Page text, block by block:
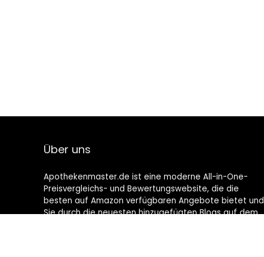
Über uns
Apothekenmaster.de ist eine moderne All-in-One-
Preisvergleichs- und Bewertungswebsite, die die
besten auf Amazon verfügbaren Angebote bietet und
Sie durch die neuesten hinzugefügten Blogs auf dem